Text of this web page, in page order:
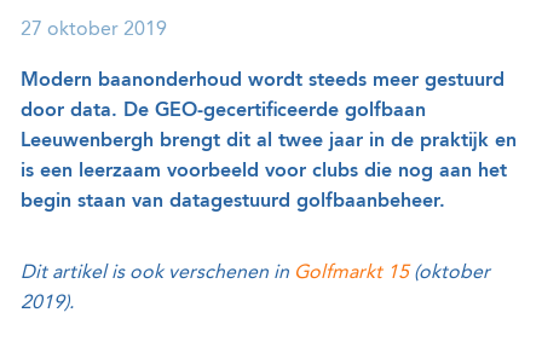
27 oktober 2019
Modern baanonderhoud wordt steeds meer gestuurd
door data. De GEO-gecertificeerde golfbaan
Leeuwenbergh brengt dit al twee jaar in de praktijk en
is een leerzaam voorbeeld voor clubs die nog aan het
begin staan van datagestuurd golfbaanbeheer.
Dit artikel is ook verschenen in Golfmarkt 15 (oktober
2019).